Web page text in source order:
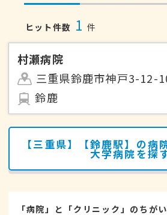
ヒット件数 1 件
村瀬病院
三重県鈴鹿市神戸3-12-
鈴鹿
【三重県】【鈴鹿駅】の病
大学病院を探
「病院」と「クリニック」のちが